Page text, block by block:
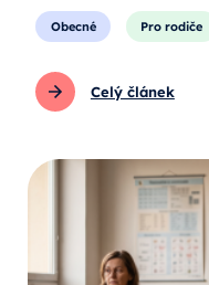
Obecné Pro rodiče
Celý článek